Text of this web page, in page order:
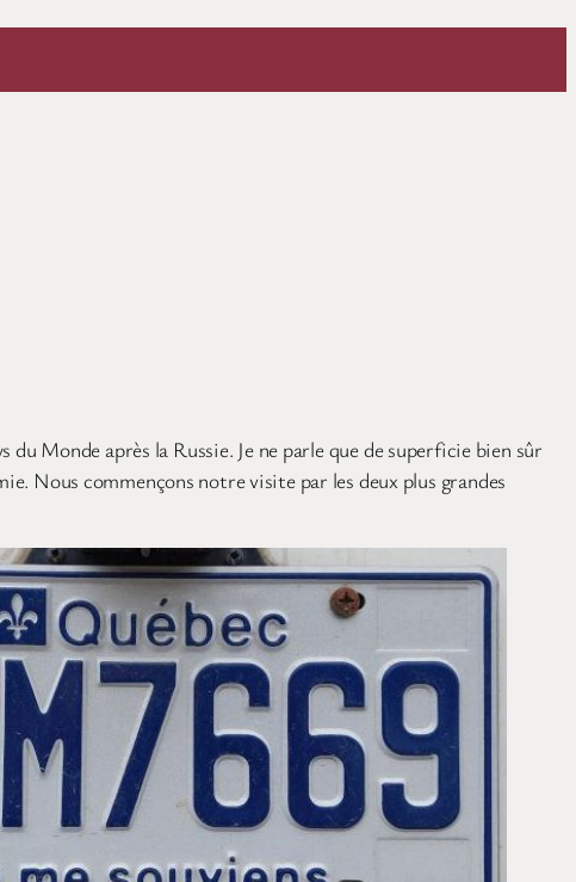
du Monde après la Russie. Je ne parle que de superficie bien sûr
Nous commençons notre visite par les deux plus grandes